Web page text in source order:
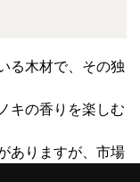
る木材で、その独
キの香りを楽しむ
ありますが、市場
しいといった面が